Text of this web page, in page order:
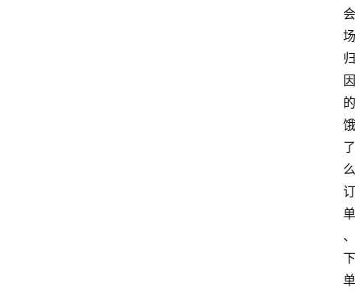
会
场
归
因
的
饿
了
么
订
单
、
下
单